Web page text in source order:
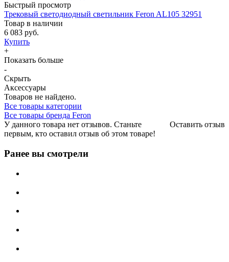
Быстрый просмотр
Трековый светодиодный светильник Feron AL105 32951
Товар в наличии
6 083 руб.
Купить
+
Показать больше
-
Скрыть
Аксессуары
Товаров не найдено.
Все товары категории
Все товары бренда Feron
Оставить отзыв
У данного товара нет отзывов. Станьте
первым, кто оставил отзыв об этом товаре!
Ранее вы смотрели